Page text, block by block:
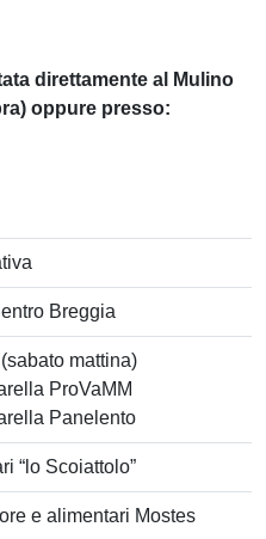
direttamente al Mulino
oppure presso:
Breggia
mattina)
ProVaMM
Panelento
“lo Scoiattolo”
e alimentari Mostes